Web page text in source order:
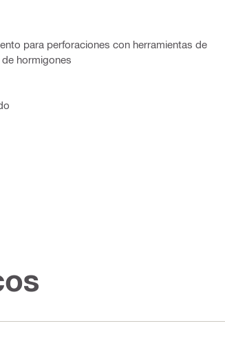
para perforaciones con herramientas de
hormigones